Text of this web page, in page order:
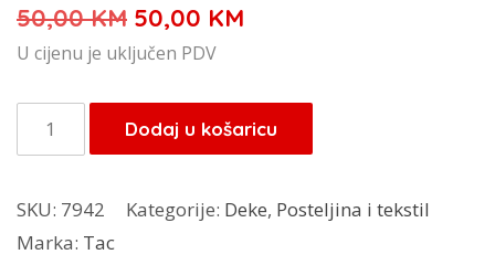
50,00KM Izvorna
cijena
je:
50,00 KM.
50,00 KM
50,00 KM.
U cijenu je uključen PDV
deka
200x230
cm
Dodaj u košaricu
SKU: 7942 Kategorije: Deke, Posteljina i tekstil
Marka: Tac